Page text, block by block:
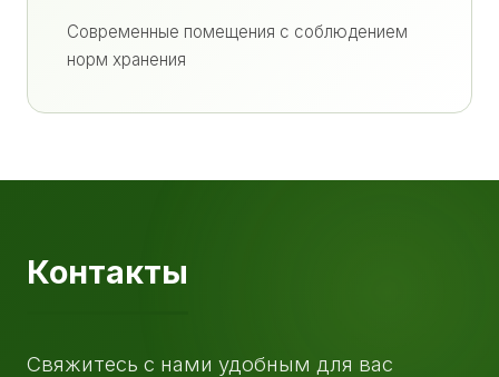
Современные помещения с соблюдением
норм хранения
Контакты
Свяжитесь с нами удобным для вас